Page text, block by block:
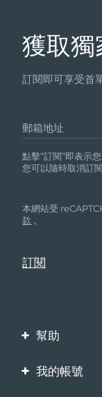
獲取獨
訂閱即可享受首
郵箱地址
點擊“訂閱”即表示
您可以隨時取消訂閱
本網站受
款 。
幫助
聯繫我們
我的帳號